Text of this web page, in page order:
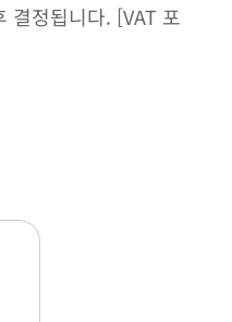
결정됩니다. [VAT 포